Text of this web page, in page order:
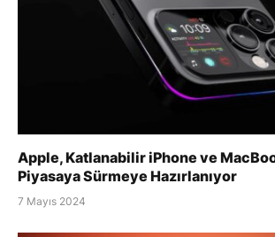
Apple, Katlanabilir iPhone ve
Piyasaya Sürmeye Hazırlanıyor
7 Mayıs 2024